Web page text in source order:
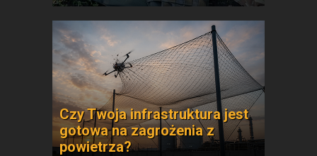
Czy Twoja infrastruktura jest
gotowa na zagrożenia z
powietrza?